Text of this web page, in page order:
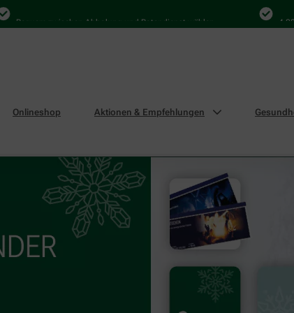
Bequem zwischen Abholung und Botendienst wählen 4.000
Onlineshop Aktionen & Empfehlungen